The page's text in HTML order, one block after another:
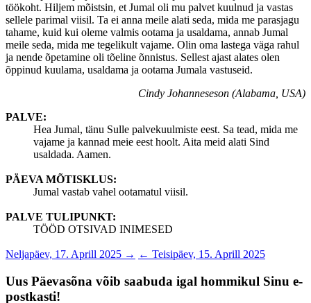
töökoht. Hiljem mõistsin, et Jumal oli mu palvet kuulnud ja vastas
sellele parimal viisil. Ta ei anna meile alati seda, mida me parasjagu
tahame, kuid kui oleme valmis ootama ja usaldama, annab Jumal
meile seda, mida me tegelikult vajame. Olin oma lastega väga rahul
ja nende õpetamine oli tõeline õnnistus. Sellest ajast alates olen
õppinud kuulama, usaldama ja ootama Jumala vastuseid.
Cindy Johanneseson (Alabama, USA)
PALVE:
Hea Jumal, tänu Sulle palvekuulmiste eest. Sa tead, mida me
vajame ja kannad meie eest hoolt. Aita meid alati Sind
usaldada. Aamen.
PÄEVA MÕTISKLUS:
Jumal vastab vahel ootamatul viisil.
PALVE TULIPUNKT:
TÖÖD OTSIVAD INIMESED
Neljapäev, 17. Aprill 2025 → ← Teisipäev, 15. Aprill 2025
Uus Päevasõna võib saabuda igal hommikul Sinu e-
postkasti!